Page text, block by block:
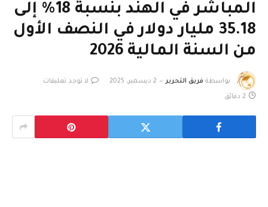
المباشر في الهند بنسبة 18% إلى
35.18 مليار دولار في النصف الأول
من السنة المالية 2026
بواسطة فريق التحرير 2 ديسمبر، 2025 لا توجد تعليقات
2 دقائق